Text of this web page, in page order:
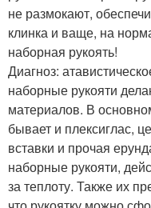
не размокают,
клинка и ваще, на
наборная рукоять!
Диагноз:
наборные рукояти
материалов. В
бывает и плексиглас,
вставки и прочая
наборные рукояти,
за теплоту. Также их